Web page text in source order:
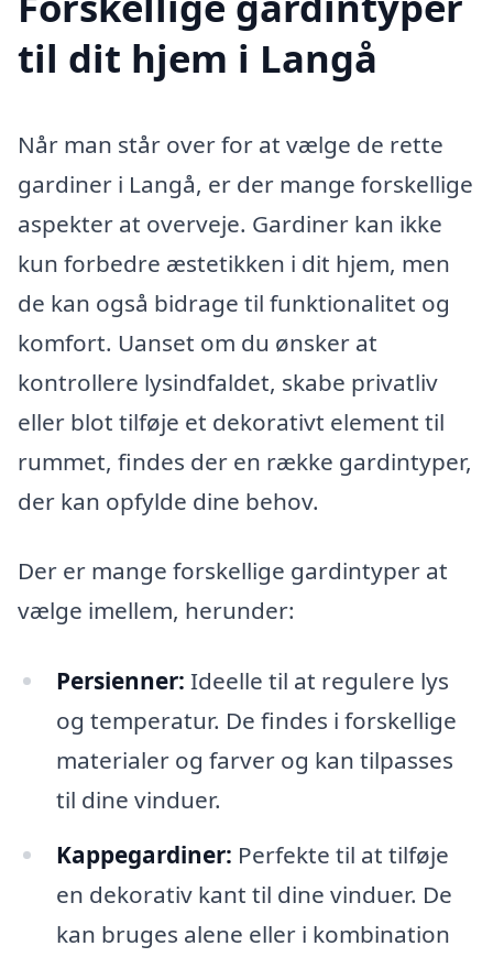
til dit hjem i Langå
Når man står over for at vælge de rette
gardiner i Langå, er der mange forskellige
aspekter at overveje. Gardiner kan ikke
kun forbedre æstetikken i dit hjem, men
de kan også bidrage til funktionalitet og
komfort. Uanset om du ønsker at
kontrollere lysindfaldet, skabe privatliv
eller blot tilføje et dekorativt element til
rummet, findes der en række gardintyper,
der kan opfylde dine behov.
Der er mange forskellige gardintyper at
vælge imellem, herunder:
Persienner: Ideelle til at regulere lys
og temperatur. De findes i forskellige
materialer og farver og kan tilpasses
til dine vinduer.
Kappegardiner: Perfekte til at tilføje
en dekorativ kant til dine vinduer. De
kan bruges alene eller i kombination